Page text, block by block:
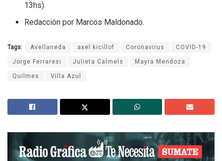
13hs).
Redacción por Marcos Maldonado.
Tags: Avellaneda axel kicillof Coronavirus COVID-19
Jorge Ferraresi Julieta Calmels Mayra Mendoza
Quilmes Villa Azul